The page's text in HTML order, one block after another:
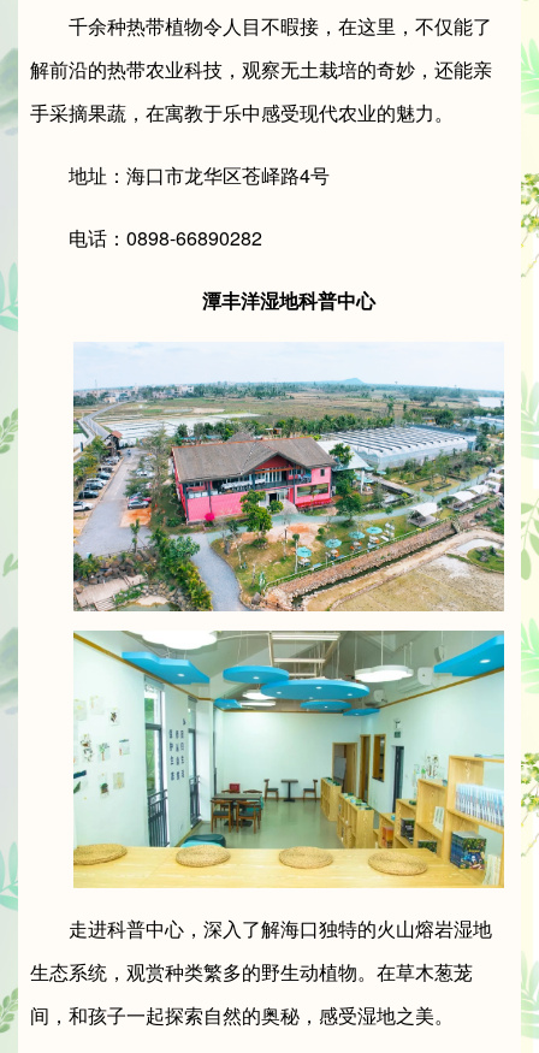
千余种热带植物令人目不暇接，在这里，不仅能了
解前沿的热带农业科技，观察无土栽培的奇妙，还能亲
手采摘果蔬，在寓教于乐中感受现代农业的魅力。
地址：海口市龙华区苍峄路4号
电话：0898-66890282
潭丰洋湿地科普中心
走进科普中心，深入了解海口独特的火山熔岩湿地
生态系统，观赏种类繁多的野生动植物。在草木葱茏
间，和孩子一起探索自然的奥秘，感受湿地之美。